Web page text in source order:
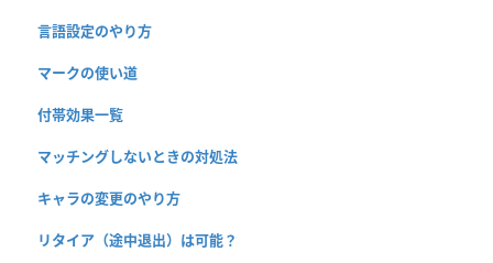
言語設定のやり方
マークの使い道
付帯効果一覧
マッチングしないときの対処法
キャラの変更のやり方
リタイア（途中退出）は可能？